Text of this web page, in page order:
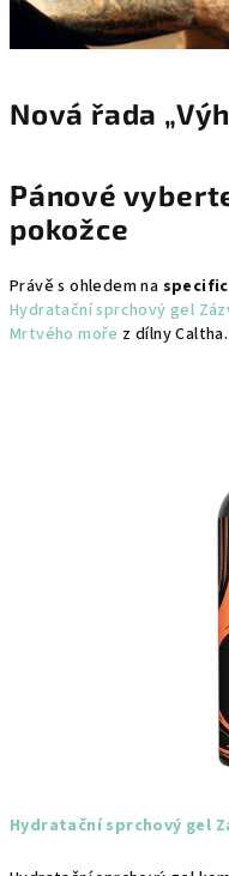
Nová řada
Pánové
pokožce
Právě s ohledem na
Hydratační sprchový gel
Mrtvého moře z dílny Caltha.
Hydratační sprchový gel